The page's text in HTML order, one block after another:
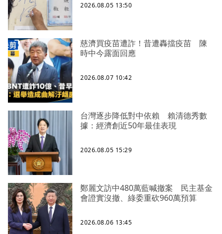
2026.08.05 13:50
慈濟買疫苗遭詐！昔遭轟擋疫苗 陳
時中今露面回應
2026.08.07 10:42
台灣逐步降低對中依賴 賴清德秀數
據：經濟創近50年最佳表現
2026.08.05 15:29
鄭麗文訪中480萬藍喊撤案 民主基金
會證實沒撤、綠委重砍960萬預算
2026.08.06 13:45